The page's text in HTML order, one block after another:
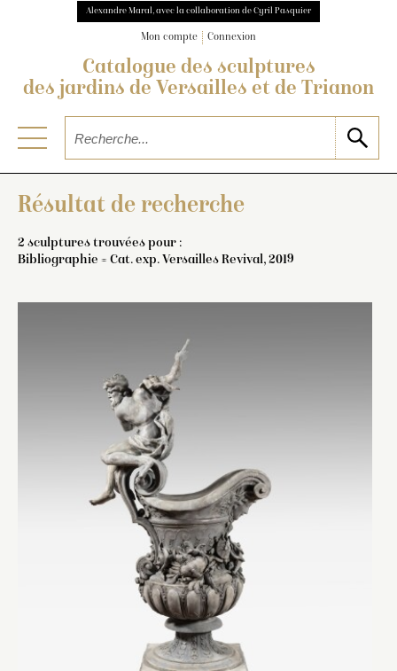
Alexandre Maral, avec la collaboration de Cyril Pasquier
Mon compte Connexion
Catalogue des sculptures
des jardins de Versailles et de Trianon
Résultat de recherche
2 sculptures trouvées pour :
Bibliographie = Cat. exp. Versailles Revival, 2019